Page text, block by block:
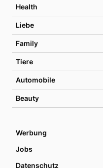
Health
Liebe
Family
Tiere
Automobile
Beauty
Werbung
Jobs
Datenschutz